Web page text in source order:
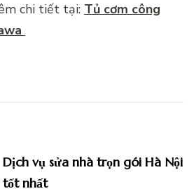
chi tiết tại: Tủ cơm công
Dịch vụ sửa nhà trọn gói Hà Nội
tốt nhất